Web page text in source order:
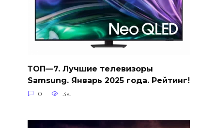
ТОП—7. Лучшие телевизоры
Samsung. Январь 2025 года. Рейтинг!
0 3к.